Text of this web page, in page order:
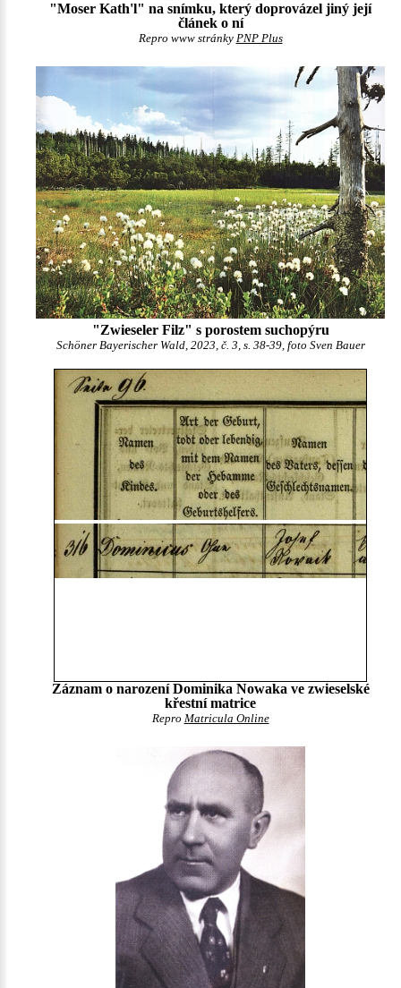
"Moser Kath'l" na snímku, který doprovázel jiný její
článek o ní
Repro www stránky PNP Plus
"Zwieseler Filz" s porostem suchopýru
Schöner Bayerischer Wald, 2023, č. 3, s. 38-39, foto Sven Bauer
Záznam o narození Dominika Nowaka ve zwieselské
křestní matrice
Repro Matricula Online